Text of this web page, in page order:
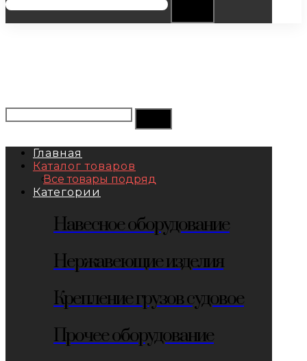
Главная
Каталог товаров
Все товары подряд
Категории
Навесное оборудование
Нержавеющие изделия
Крепление грузов судовое
Прочее оборудование